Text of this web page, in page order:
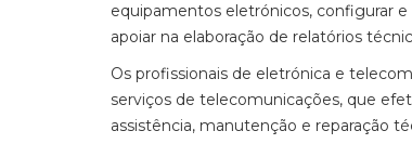
equipamentos eletrónicos, configurar
apoiar na elaboração de relatórios
Os profissionais de eletrónica e
serviços de telecomunicações, que
assistência, manutenção e reparação